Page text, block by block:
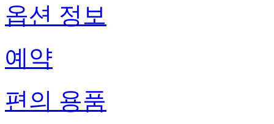
옵션 정보
예약
편의 용품